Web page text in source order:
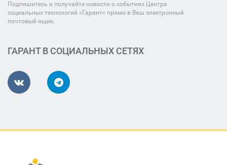
Подпишитесь и получайте новости о событиях Центра
социальных технологий «Гарант» прямо в Ваш электронный
почтовый ящик.
ГАРАНТ В СОЦИАЛЬНЫХ СЕТЯХ